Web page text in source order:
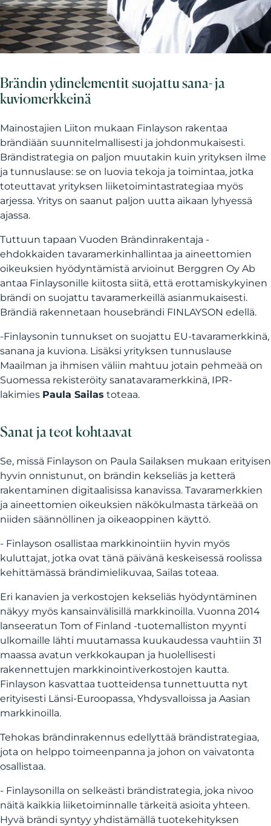
Brändin ydinelementit suojattu sana- ja
kuviomerkkeinä
Mainostajien Liiton mukaan Finlayson rakentaa
brändiään suunnitelmallisesti ja johdonmukaisesti.
Brändistrategia on paljon muutakin kuin yrityksen ilme
ja tunnuslause: se on luovia tekoja ja toimintaa, jotka
toteuttavat yrityksen liiketoimintastrategiaa myös
arjessa. Yritys on saanut paljon uutta aikaan lyhyessä
ajassa.
Tuttuun tapaan Vuoden Brändinrakentaja -
ehdokkaiden tavaramerkinhallintaa ja aineettomien
oikeuksien hyödyntämistä arvioinut Berggren Oy Ab
antaa Finlaysonille kiitosta siitä, että erottamiskykyinen
brändi on suojattu tavaramerkeillä asianmukaisesti.
Brändiä rakennetaan housebrändi FINLAYSON edellä.
-Finlaysonin tunnukset on suojattu EU-tavaramerkkinä,
sanana ja kuviona. Lisäksi yrityksen tunnuslause
Maailman ja ihmisen väliin mahtuu jotain pehmeää on
Suomessa rekisteröity sanatavaramerkkinä, IPR-
lakimies Paula Sailas toteaa.
Sanat ja teot kohtaavat
Se, missä Finlayson on Paula Sailaksen mukaan erityisen
hyvin onnistunut, on brändin kekseliäs ja ketterä
rakentaminen digitaalisissa kanavissa. Tavaramerkkien
ja aineettomien oikeuksien näkökulmasta tärkeää on
niiden säännöllinen ja oikeaoppinen käyttö.
- Finlayson osallistaa markkinointiin hyvin myös
kuluttajat, jotka ovat tänä päivänä keskeisessä roolissa
kehittämässä brändimielikuvaa, Sailas toteaa.
Eri kanavien ja verkostojen kekseliäs hyödyntäminen
näkyy myös kansainvälisillä markkinoilla. Vuonna 2014
lanseeratun Tom of Finland -tuotemalliston myynti
ulkomaille lähti muutamassa kuukaudessa vauhtiin 31
maassa avatun verkkokaupan ja huolellisesti
rakennettujen markkinointiverkostojen kautta.
Finlayson kasvattaa tuotteidensa tunnettuutta nyt
erityisesti Länsi-Euroopassa, Yhdysvalloissa ja Aasian
markkinoilla.
Tehokas brändinrakennus edellyttää brändistrategiaa,
jota on helppo toimeenpanna ja johon on vaivatonta
osallistaa.
- Finlaysonilla on selkeästi brändistrategia, joka nivoo
näitä kaikkia liiketoiminnalle tärkeitä asioita yhteen.
Hyvä brändi syntyy yhdistämällä tuotekehityksen